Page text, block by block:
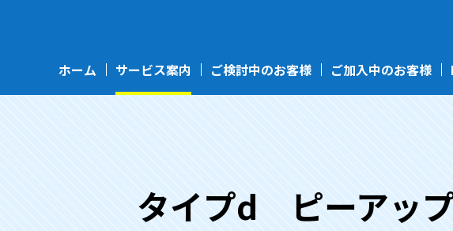
ホーム サービス案内 ご検討中のお客様 ご加入中のお客様
タイプd ピーアッ